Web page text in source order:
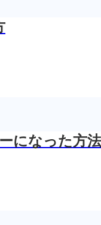
になった方法